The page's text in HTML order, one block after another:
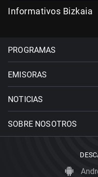
Informativos Bizkaia
PROGRAMAS
EMISORAS
NOTICIAS
SOBRE NOSOTROS